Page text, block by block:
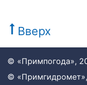
Вверх
© «Примпогода»,
©